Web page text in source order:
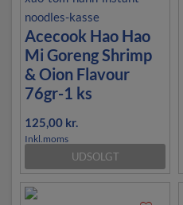
Acecook Hao Hao
Mi Goreng Shrimp
& Oion Flavour
76gr-1 ks
125,00 kr.
Inkl.moms
UDSOLGT